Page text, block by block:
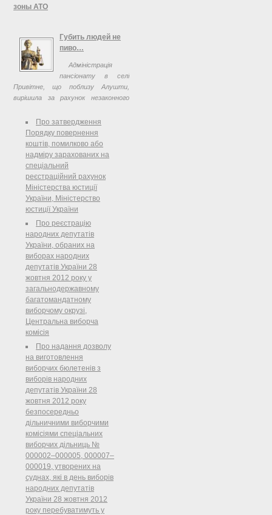
зоны АТО
учет внутренне перемещенных лиц
из Крыма и районов проведения
АТО. Соответствующее
постановление принято на
заседании Кабинета Министров
Украины 1 октября 2014 года.
Губить людей не
пиво…
Адміністрація
пансіонату в селі
Привітне, що поблизу Алушти,
вирішила за рахунок незаконного
забезпечити готельний комплекс
живильною вологою.
Про затвердження
Порядку повернення
коштів, помилково або
надміру зарахованих на
спеціальний
реєстраційний рахунок
Міністерства юстиції
України, Міністерство
юстиції України
Про реєстрацію
народних депутатів
України, обраних на
виборах народних
депутатів України 28
жовтня 2012 року у
загальнодержавному
багатомандатному
виборчому окрузі,
Центральна виборча
комісія
Про надання дозволу
на виготовлення
виборчих бюлетенів з
виборів народних
депутатів України 28
жовтня 2012 року
безпосередньо
дільничними виборчими
комісіями спеціальних
виборчих дільниць №
000002–000005, 000007–
000019, утворених на
суднах, які в день виборів
народних депутатів
України 28 жовтня 2012
року перебуватимуть у